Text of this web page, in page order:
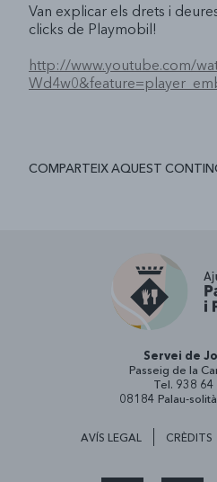
Van explicar els drets i
clicks de Playmobil!
http://www.youtube.com/
COMPARTEIX AQUEST
Servei de
Passeig de la
Tel. 938 64
08184 Palau-
AVÍS LEGAL CRÈDITS